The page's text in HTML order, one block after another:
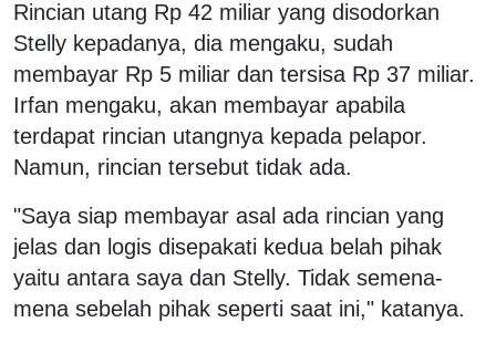
Rincian utang Rp 42 miliar yang disodorkan
Stelly kepadanya, dia mengaku, sudah
membayar Rp 5 miliar dan tersisa Rp 37 miliar.
Irfan mengaku, akan membayar apabila
terdapat rincian utangnya kepada pelapor.
Namun, rincian tersebut tidak ada.
"Saya siap membayar asal ada rincian yang
jelas dan logis disepakati kedua belah pihak
yaitu antara saya dan Stelly. Tidak semena-
mena sebelah pihak seperti saat ini," katanya.